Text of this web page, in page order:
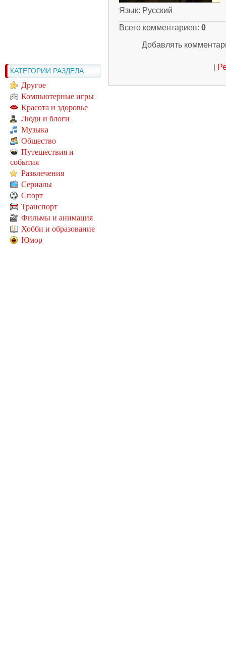
КАТЕГОРИИ РАЗДЕЛА
Другое
Компьютерные игры
Красота и здоровье
Люди и блоги
Музыка
Общество
Путешествия и
события
Развлечения
Сериалы
Спорт
Транспорт
Фильмы и анимация
Хобби и образование
Юмор
Язык: Русский
Всего комментариев: 0
Добавлять
[